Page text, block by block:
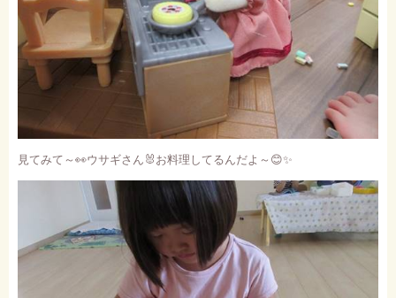
見てみて～ 👀ウサギさん 🐰 お料理してるんだよ～ 😊✨